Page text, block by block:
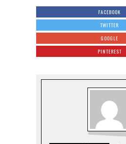
FACEBOOK
TWITTER
GOOGLE
PINTEREST